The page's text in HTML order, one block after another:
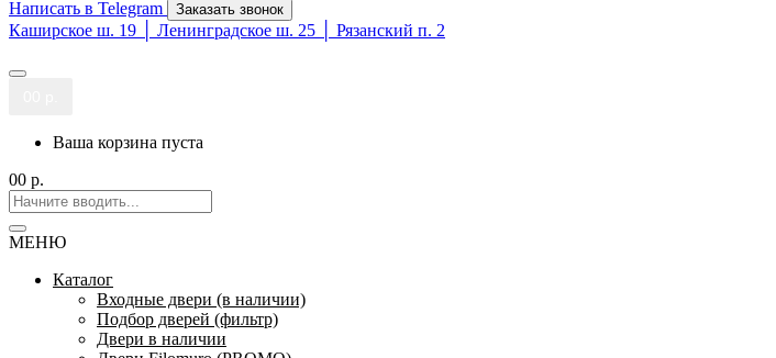
Написать в Telegram Заказать звонок
Каширское ш. 19 │ Ленинградское ш. 25 │ Рязанский п. 2
Ваша корзина пуста
00 р.
МЕНЮ
Каталог
Входные двери (в наличии)
Подбор дверей (фильтр)
Двери в наличии